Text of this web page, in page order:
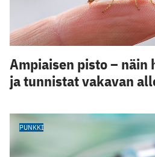
Ampiaisen pisto – näin
ja tunnistat vakavan
PUNKKI